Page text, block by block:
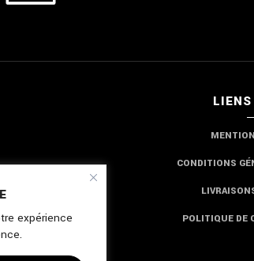
expérience
CONDITIONS
POLITIQUE DE